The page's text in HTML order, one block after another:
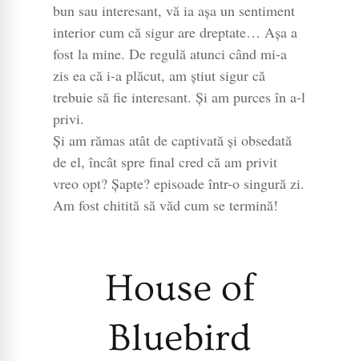
bun sau interesant, vă ia așa un sentiment
interior cum că sigur are dreptate… Așa a
fost la mine. De regulă atunci când mi-a
zis ea că i-a plăcut, am știut sigur că
trebuie să fie interesant. Și am purces în a-l
privi.
Și am rămas atât de captivată și obsedată
de el, încât spre final cred că am privit
vreo opt? Șapte? episoade într-o singură zi.
Am fost chitită să văd cum se termină!
House of
Bluebird